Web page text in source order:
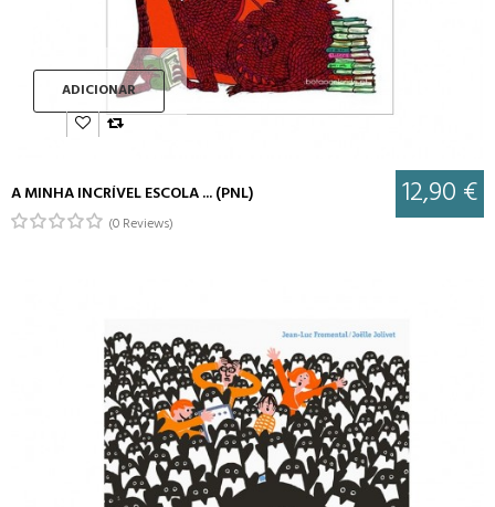
ADICIONAR
A MINHA INCRÍVEL ESCOLA ... (PNL) 12,90 €
(0 Reviews)